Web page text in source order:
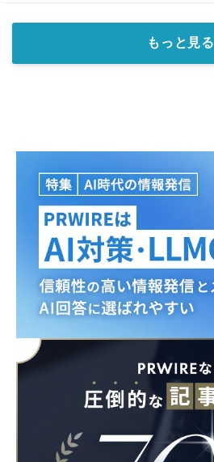
もっと見る